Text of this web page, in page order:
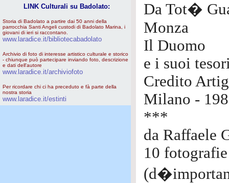
LINK Culturali su Badolato:
Storia di Badolato a partire dai 50 anni della
parrocchia Santi Angeli custodi di Badolato Marina, i
giovani di ieri si raccontano.
www.laradice.it/bibliotecabadolato
Archivio di foto di interesse artistico culturale e storico
- chiunque può partecipare inviando foto, descrizione
e dati dell'autore
www.laradice.it/archiviofoto
Per ricordare chi ci ha preceduto e fà parte della
nostra storia
www.laradice.it/estinti
Da Tot�
Monza
Il Duomo
e i suoi
Credito
Milano -
***
da Raffaele
10 fotografie